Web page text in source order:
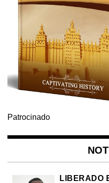
Patrocinado
LIBERADO